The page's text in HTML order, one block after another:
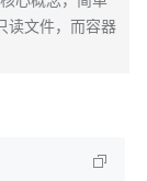
读文件，而容器